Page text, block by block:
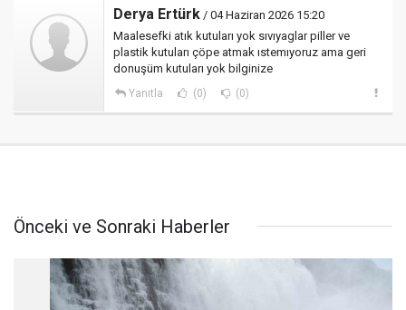
Derya Ertürk / 04 Haziran 2026 15:20
Maalesefki atık kutuları yok sıvıyaglar piller ve
plastik kutuları çöpe atmak ıstemıyoruz ama geri
donuşüm kutuları yok bilginize
Yanıtla (0) (0)
Önceki ve Sonraki Haberler